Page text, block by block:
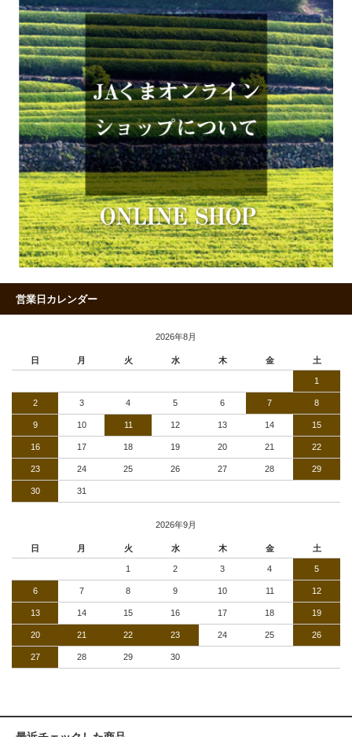
営業日カレンダー
2026年8月
日 月 火 水 木 金 土
1
2 3 4 5 6 7 8
9 10 11 12 13 14 15
16 17 18 19 20 21 22
23 24 25 26 27 28 29
30 31
2026年9月
日 月 火 水 木 金 土
1 2 3 4 5
6 7 8 9 10 11 12
13 14 15 16 17 18 19
20 21 22 23 24 25 26
27 28 29 30